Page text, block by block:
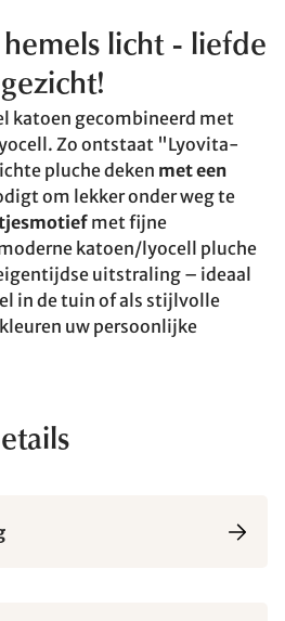
licht - liefde
katoen gecombineerd met
Zo ontstaat "Lyovita-
pluche deken met een
om lekker onder weg te
met fijne
katoen/lyocell pluche
uitstraling – ideaal
in de tuin of als stijlvolle
uw persoonlijke